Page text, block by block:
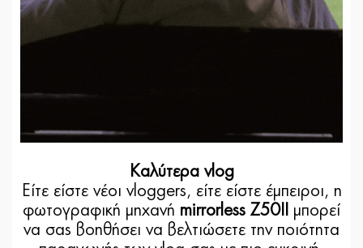
Καλύτερα vlog
Είτε είστε νέοι vloggers, είτε είστε έμπειροι, η
φωτογραφική μηχανή mirrorless Z50II
μπορεί
να σας βοηθήσει να βελτιώσετε την ποιότητα